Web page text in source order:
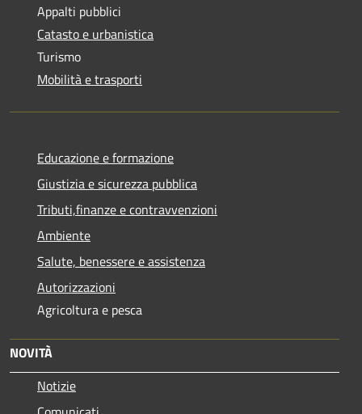
Appalti pubblici
Catasto e urbanistica
Turismo
Mobilità e trasporti
Educazione e formazione
Giustizia e sicurezza pubblica
Tributi,finanze e contravvenzioni
Ambiente
Salute, benessere e assistenza
Autorizzazioni
Agricoltura e pesca
NOVITÀ
Notizie